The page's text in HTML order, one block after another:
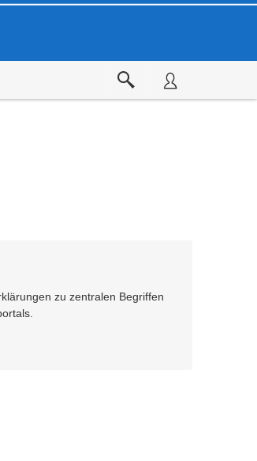
zu zentralen Begriffen